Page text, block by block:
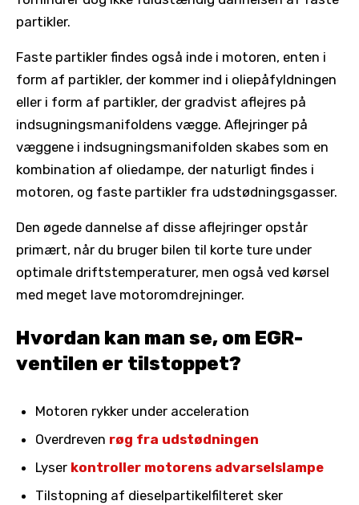
partikler.
Faste partikler findes også inde i motoren, enten i
form af partikler, der kommer ind i oliepåfyldningen
eller i form af partikler, der gradvist aflejres på
indsugningsmanifoldens vægge. Aflejringer på
væggene i indsugningsmanifolden skabes som en
kombination af oliedampe, der naturligt findes i
motoren, og faste partikler fra udstødningsgasser.
Den øgede dannelse af disse aflejringer opstår
primært, når du bruger bilen til korte ture under
optimale driftstemperaturer, men også ved kørsel
med meget lave motoromdrejninger.
Hvordan kan man se, om EGR-
ventilen er tilstoppet?
Motoren rykker under acceleration
Overdreven røg fra udstødningen
Lyser kontroller motorens advarselslampe
Tilstopning af dieselpartikelfilteret sker